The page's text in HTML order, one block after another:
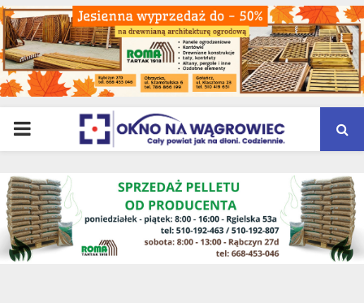
PRIMARY
MENU